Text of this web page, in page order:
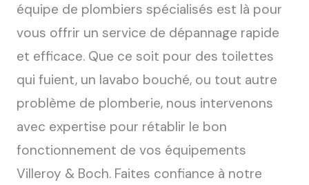
équipe de plombiers spécialisés est là pour
vous offrir un service de dépannage rapide
et efficace. Que ce soit pour des toilettes
qui fuient, un lavabo bouché, ou tout autre
problème de plomberie, nous intervenons
avec expertise pour rétablir le bon
fonctionnement de vos équipements
Villeroy & Boch. Faites confiance à notre